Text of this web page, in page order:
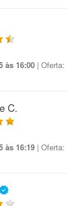
às 16:00 | Oferta:
C.
às 16:19 | Oferta: